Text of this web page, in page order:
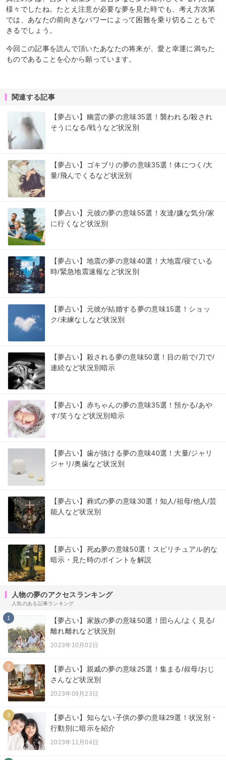
様々でしたね。たとえ注意が必要な夢を見た時でも、考え方次第
では、あなたの前向きなパワーによって困難を乗り切ることもで
きるでしょう。
今回この記事を読んで頂いたあなたの将来が、愛と幸運に満ちた
ものであることを心から願っています。
関連する記事
【夢占い】幽霊の夢の意味35選！襲われる/殺され
そうになる/戦うなど状況別
【夢占い】ゴキブリの夢の意味35選！体につく/大
量/飛んでくるなど状況別
【夢占い】元彼の夢の意味55選！友達/嫌な気分/家
に行くなど状況別
【夢占い】地震の夢の意味40選！大地震/寝ている
時/緊急地震速報など状況別
【夢占い】元彼が結婚する夢の意味15選！ショッ
ク/未練なしなど状況別
【夢占い】殺される夢の意味50選！目の前で/刀で/
連続など状況別暗示
【夢占い】赤ちゃんの夢の意味35選！預かる/あや
す/笑うなど状況別暗示
【夢占い】歯が抜ける夢の意味40選！大量/ジャリ
ジャリ/奥歯など状況別
【夢占い】葬式の夢の意味30選！知人/祖母/他人/芸
能人など状況別
【夢占い】死ぬ夢の意味50選！スピリチュアル的な
暗示・見た時のポイントを解説
人物の夢のアクセスランキング
人気のある記事ランキング
1
【夢占い】家族の夢の意味50選！団らん/よく見る/
離れ離れなど状況別
2023年10月02日
2
【夢占い】親戚の夢の意味25選！集まる/叔母/おじ
さんなど状況別
2023年09月23日
3
【夢占い】知らない子供の夢の意味29選！状況別・
行動別に暗示を紹介
2023年11月04日